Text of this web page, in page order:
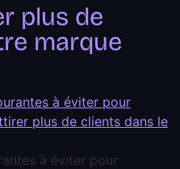
plus de
marque
à éviter pour